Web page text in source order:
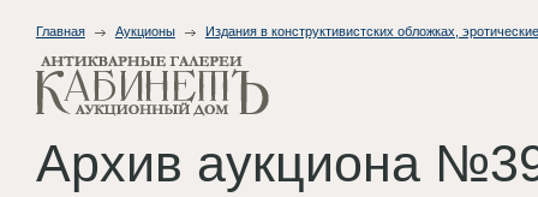
Главная Аукционы Издания в конструктивистских обложках,
Архив аукциона